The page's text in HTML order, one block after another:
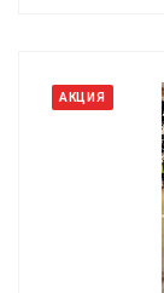
АКЦИЯ